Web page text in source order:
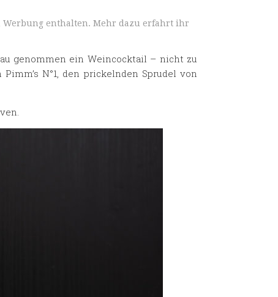
Werbung enthalten. Mehr dazu erfahrt ihr
genommen ein Weincocktail – nicht zu
N°1, den prickelnden Sprudel von